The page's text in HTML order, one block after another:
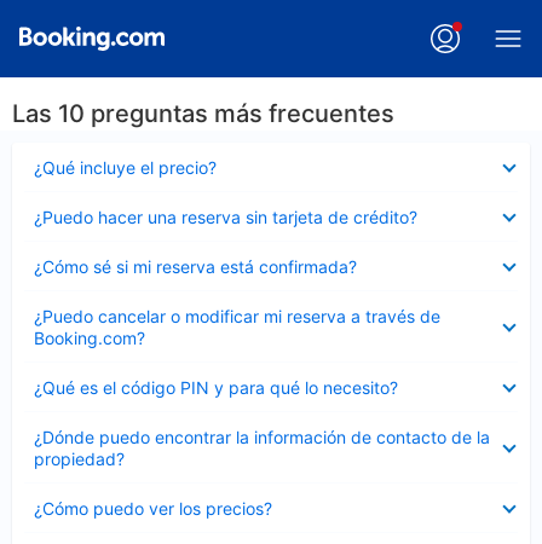
Las 10 preguntas más frecuentes
¿Qué incluye el precio?
cerrado
¿Puedo hacer una reserva sin tarjeta de crédito?
cerrado
¿Cómo sé si mi reserva está confirmada?
cerrado
¿Puedo cancelar o modificar mi reserva a través de
Booking.com?
cerrado
¿Qué es el código PIN y para qué lo necesito?
cerrado
¿Dónde puedo encontrar la información de contacto de la
propiedad?
cerrado
¿Cómo puedo ver los precios?
cerrado